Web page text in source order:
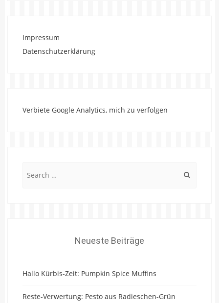
Impressum
Datenschutzerklärung
Verbiete Google Analytics, mich zu verfolgen
Neueste Beiträge
Hallo Kürbis-Zeit: Pumpkin Spice Muffins
Reste-Verwertung: Pesto aus Radieschen-Grün